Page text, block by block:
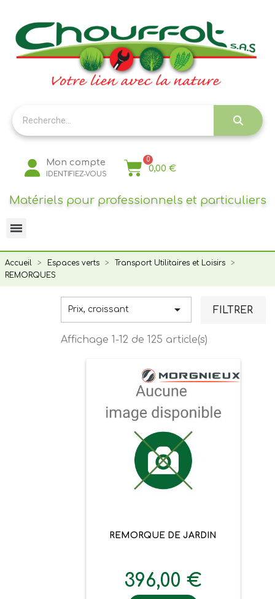
Mon compte
IDENTIFIEZ-VOUS
0,00 €
Matériels pour professionnels et particuliers
Accueil Espaces verts
Transport Utilitaires et Loisirs
REMORQUES
Prix, croissant  FILTRER
Affichage 1-12 de 125 article(s)
REMORQUE DE JARDIN
396,00 €